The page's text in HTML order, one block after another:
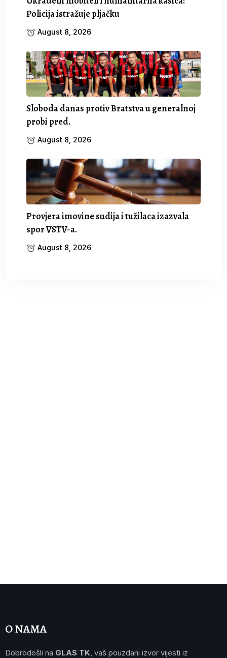
Policija istražuje pljačku
August 8, 2026
Sloboda danas protiv Bratstva u generalnoj
probi pred.
August 8, 2026
Provjera imovine sudija i tužilaca izazvala
spor VSTV-a.
August 8, 2026
O NAMA
Dobrodošli na GLAS TK , vaš pouzdani izvor vijesti iz